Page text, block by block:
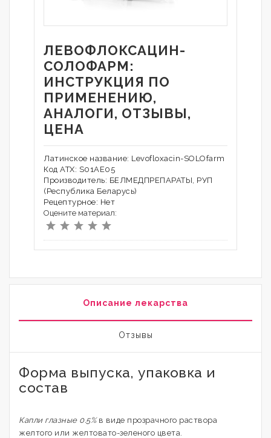
ЛЕВОФЛОКСАЦИН-
СОЛОФАРМ:
ИНСТРУКЦИЯ ПО
ПРИМЕНЕНИЮ,
АНАЛОГИ, ОТЗЫВЫ,
ЦЕНА
Латинское название: Levofloxacin-SOLOfarm
Код АТХ: S01AE05
Производитель: БЕЛМЕДПРЕПАРАТЫ, РУП
(Республика Беларусь)
Рецептурное: Нет
Оцените материал:
Описание лекарства
Отзывы
Форма выпуска, упаковка и
состав
Капли глазные 0.5%в виде прозрачного раствора
желтого или желтовато-зеленого цвета.